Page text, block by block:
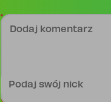
Dodaj komentarz